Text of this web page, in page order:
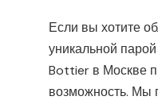
Если вы хотите
уникальной
Bottier в Москве
возможность. Мы